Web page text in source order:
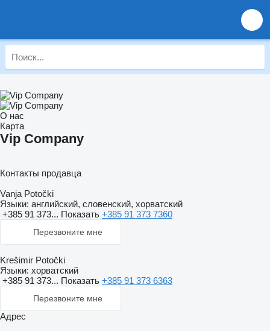
О нас
Карта
Vip Company
Контакты продавца
Vanja Potočki
Языки: английский, словенский, хорватский
+385 91 373... Показать +385 91 373 7360
Перезвоните мне
Krešimir Potočki
Языки: хорватский
+385 91 373... Показать +385 91 373 6363
Перезвоните мне
Адрес